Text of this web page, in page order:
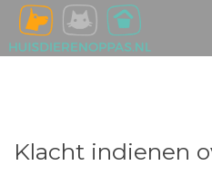
Klacht indienen